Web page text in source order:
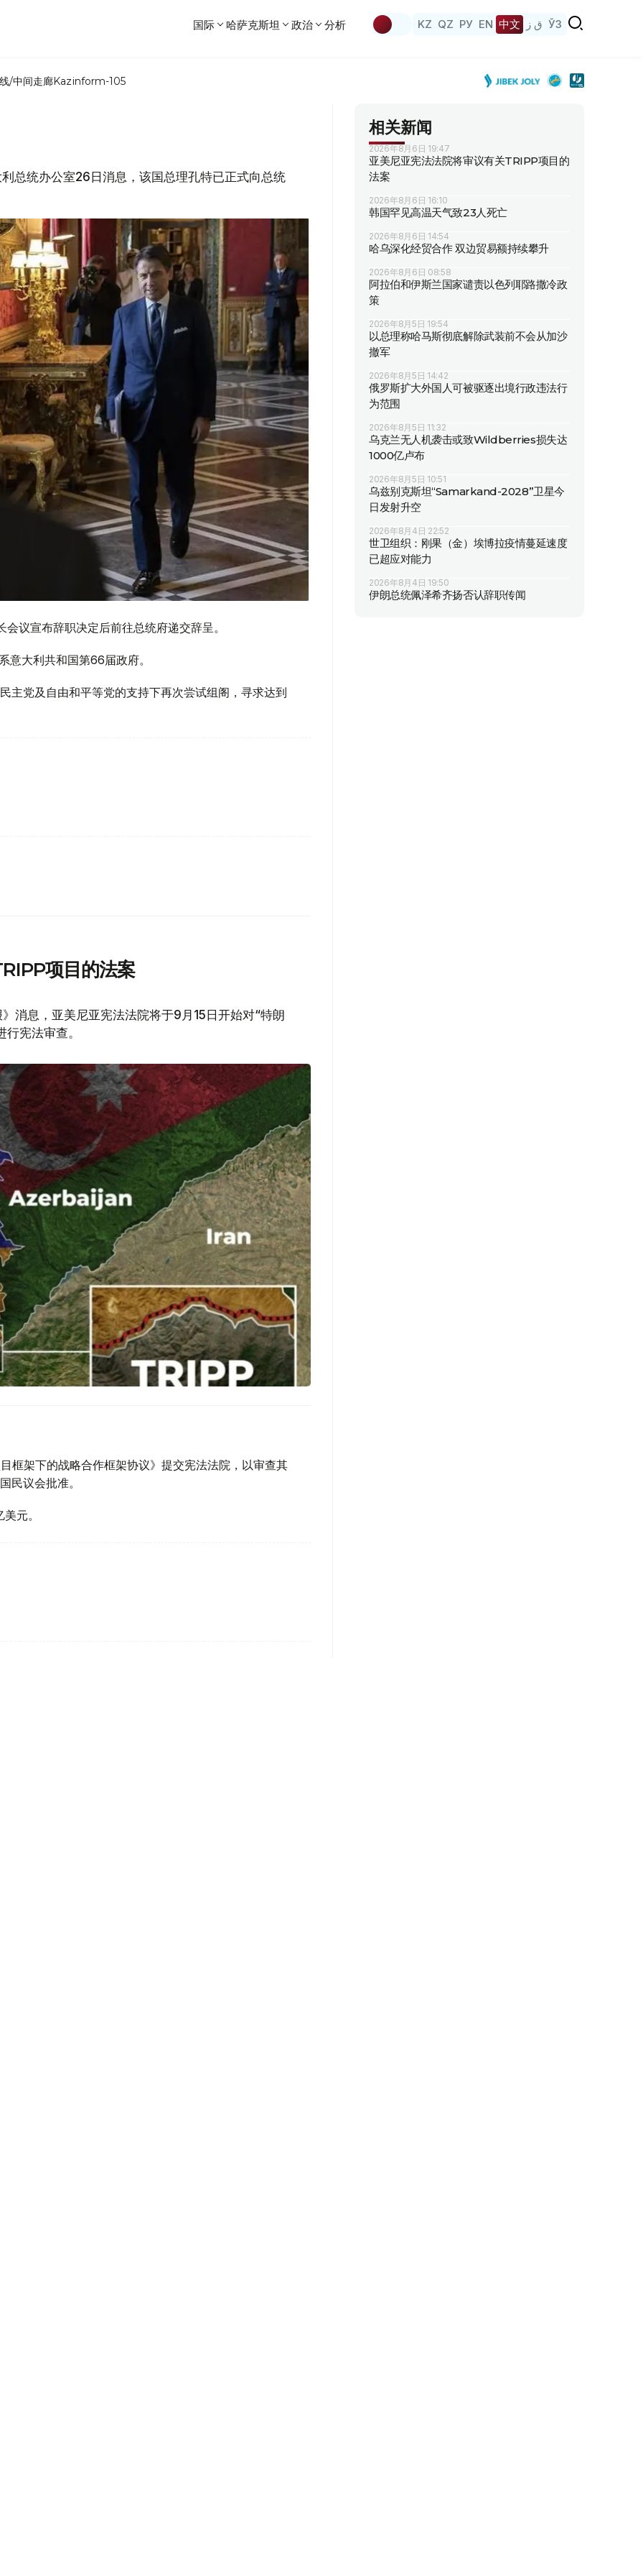
国际 哈萨克斯坦 政治 分析 KZ QZ РУ EN 中文 ق ز ЎЗ
/中间走廊Kazinform-105
总统办公室26日消息，该国总理孔特已正式向总统
议宣布辞职决定后前往总统府递交辞呈。
意大利共和国第66届政府。
主党及自由和平等党的支持下再次尝试组阁，寻求达到
项目的法案
消息，亚美尼亚宪法法院将于9月15日开始对“特朗
宪法审查。
框架下的战略合作框架协议》提交宪法法院，以审查其
民议会批准。
元。
相关新闻
2026年8月6日 19:47
亚美尼亚宪法法院将审议有关TRIPP项目的
法案
2026年8月6日 16:10
韩国罕见高温天气致23人死亡
2026年8月6日 14:54
哈乌深化经贸合作 双边贸易额持续攀升
2026年8月6日 08:58
阿拉伯和伊斯兰国家谴责以色列耶路撒冷政
策
2026年8月5日 19:54
以总理称哈马斯彻底解除武装前不会从加沙
撤军
2026年8月5日 14:42
俄罗斯扩大外国人可被驱逐出境行政违法行
为范围
2026年8月5日 11:32
乌克兰无人机袭击或致Wildberries损失达
1000亿卢布
2026年8月5日 10:51
乌兹别克斯坦“Samarkand-2028”卫星今
日发射升空
2026年8月4日 22:52
世卫组织：刚果（金）埃博拉疫情蔓延速度
已超应对能力
2026年8月4日 19:50
伊朗总统佩泽希齐扬否认辞职传闻